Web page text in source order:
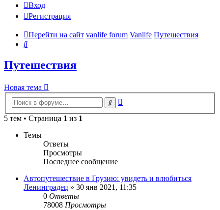
Вход
Регистрация
Перейти на сайт vanlife forum Vanlife Путешествия
Поиск
Путешествия
Новая тема
Поиск
5 тем • Страница 1 из 1
Темы
Ответы
Просмотры
Последнее сообщение
Автопутешествие в Грузию: увидеть и влюбиться
Ленинградец » 30 янв 2021, 11:35
0 Ответы
78008 Просмотры